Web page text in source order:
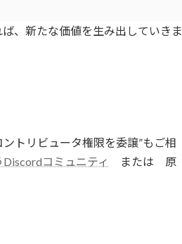
、新たな価値を生み出していきま
トリビュータ権限を委譲”もご相
Discordコミュニティ
または 原